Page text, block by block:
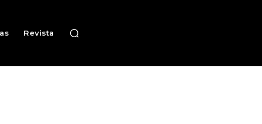
Revista